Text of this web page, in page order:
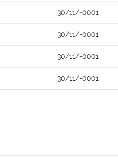
30/11/-0001
30/11/-0001
30/11/-0001
30/11/-0001